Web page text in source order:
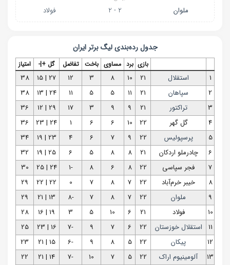
ملوان 2 - 2 فولاد
جدول رده‌بندیلیگ برتر ایران
بازی برد مساوی باخت تفاضل گل +|- امتیاز
1 استقلال 21
10
8
3
12
27 | 15
38
2
سپاهان 21
11
5
5
11
24 | 13
38
3
تراکتور 21
9
9
3
17
29 | 12
36
4
گل گهر 22
10
6
6
1
24 | 23
36
5
پرسپولیس 22
9
7
6
4
23 | 19
34
6
چادرملو اردکان 21
8
8
5
6
25 | 19
32
7
فجر سپاسی 22
8
6
8
-1
24 | 25
30
8
خیبر خرم‌آباد 22
7
8
7
0
22 | 22
29
9
ملوان 22
7
8
7
-8
13 | 21
29
10
فولاد 21
6
10
5
3
19 | 16
28
11
استقلال خوزستان 22
6
7
9
-7
16 | 23
25
12
پیکان 22
5
8
9
-6
15 | 21
23
13
آلومینیوم اراک 22
5
7
10
-7
14 | 21
22